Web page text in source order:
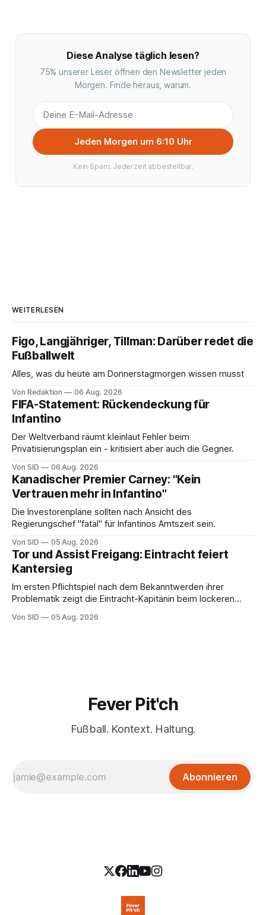
Diese Analyse täglich lesen?
75% unserer Leser öffnen den Newsletter jeden
Morgen. Finde heraus, warum.
Jeden Morgen um 6:10 Uhr
Kein Spam. Jederzeit abbestellbar.
WEITERLESEN
Figo, Langjähriger, Tillman: Darüber redet die
Fußballwelt
Alles, was du heute am Donnerstagmorgen wissen musst
Von Redaktion 06 Aug. 2026
FIFA-Statement: Rückendeckung für
Infantino
Der Weltverband räumt kleinlaut Fehler beim
Privatisierungsplan ein - kritisiert aber auch die Gegner.
Von SID 06 Aug. 2026
Kanadischer Premier Carney: "Kein
Vertrauen mehr in Infantino"
Die Investorenpläne sollten nach Ansicht des
Regierungschef "fatal" für Infantinos Amtszeit sein.
Von SID 05 Aug. 2026
Tor und Assist Freigang: Eintracht feiert
Kantersieg
Im ersten Pflichtspiel nach dem Bekanntwerden ihrer
Problematik zeigt die Eintracht-Kapitänin beim lockeren
Von SID 05 Aug. 2026
Fever Pit'ch
Fußball. Kontext. Haltung.
Abonnieren